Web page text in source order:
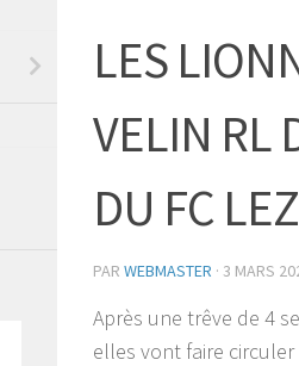
LES
VELIN RL
DU FC
PAR WEBMASTER · 3 MARS
Après une trêve de 4
elles vont faire